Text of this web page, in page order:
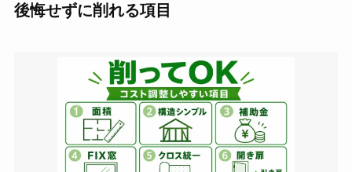
後悔せずに削れる項目